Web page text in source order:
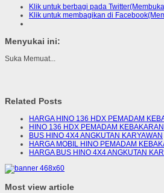
Klik untuk berbagi pada
Klik untuk membagikan di
Menyukai ini:
Suka Memuat...
Related Posts
HARGA HINO 136 HDX PEMADAM
HINO 136 HDX PEMADAM KEBAKARAN
BUS HINO 4X4 ANGKUTAN KARYAWAN
HARGA MOBIL HINO PEMADAM
HARGA BUS HINO 4X4 ANGKUTAN
Most view article